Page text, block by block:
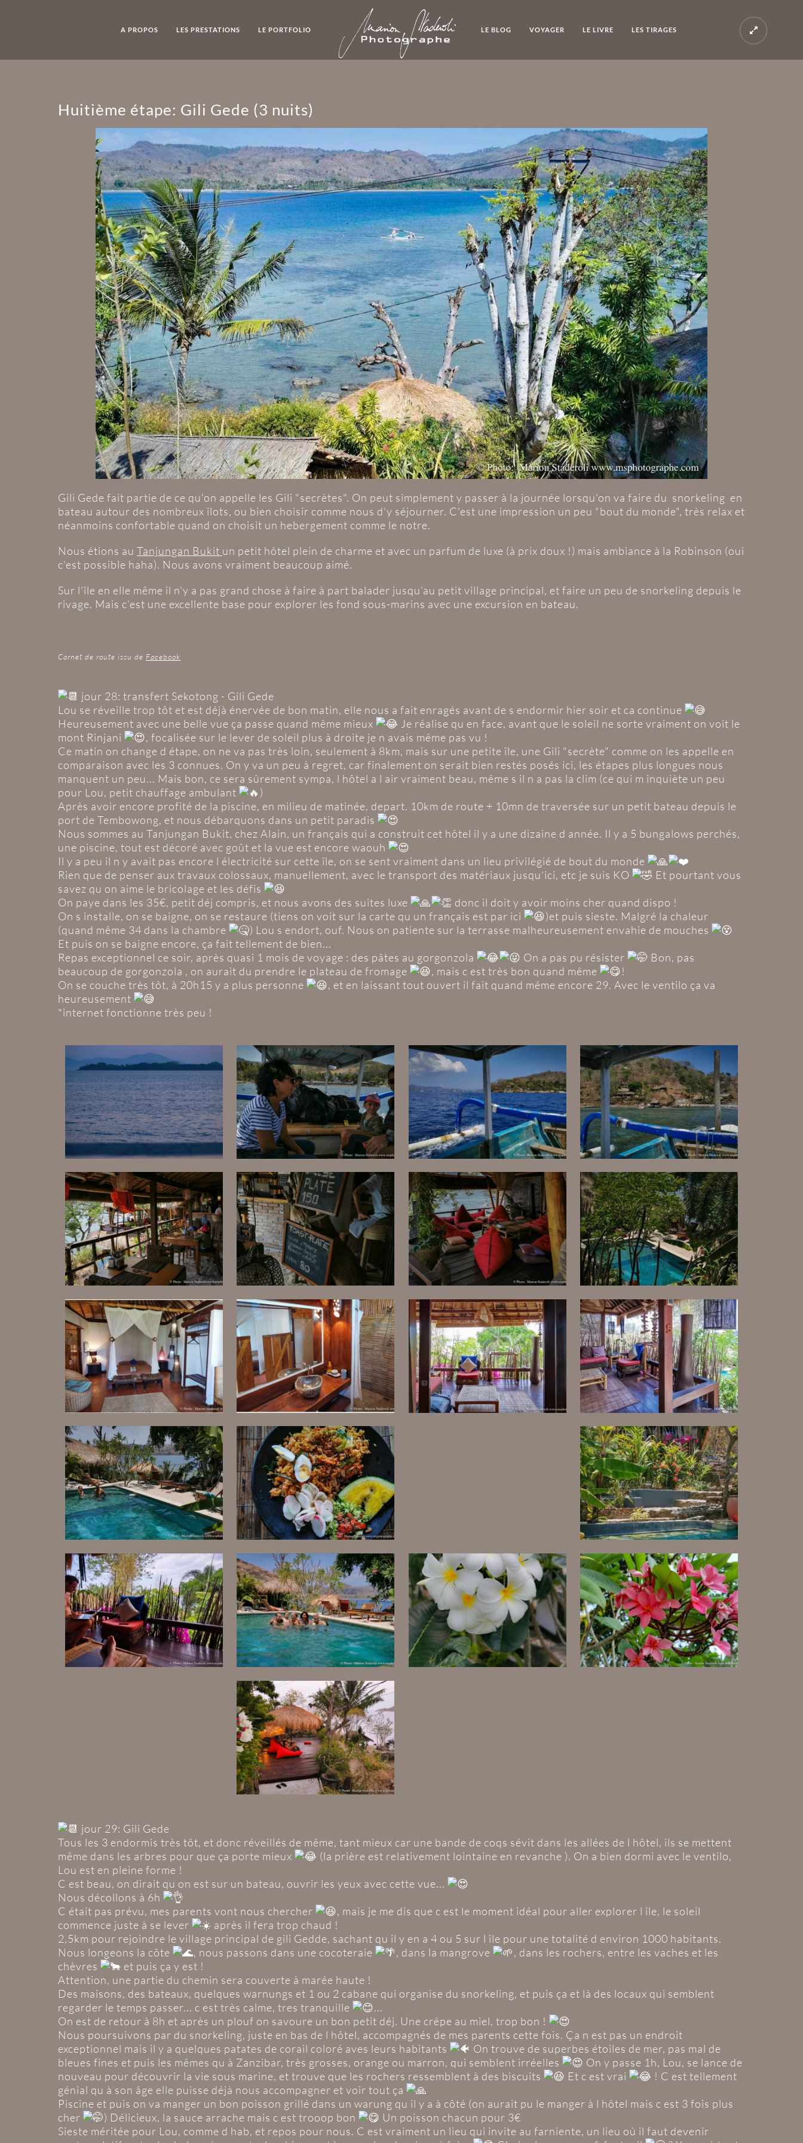
A PROPOS LES PRESTATIONS LE PORTFOLIO LE BLOG VOYAGER LE LIVRE LES TIRAGES
Huitième étape: Gili Gede (3 nuits)
Gili Gede fait partie de ce qu'on appelle les Gili "secrètes". On peut simplement y passer à la journée lorsqu'on va faire du snorkeling en
bateau autour des nombreux îlots, ou bien choisir comme nous d'y séjourner. C'est une impression un peu "bout du monde", très relax et
néanmoins confortable quand on choisit un hebergement comme le notre.
Nous étions au Tanjungan Bukit un petit hôtel plein de charme et avec un parfum de luxe (à prix doux !) mais ambiance à la Robinson (oui
c'est possible haha). Nous avons vraiment beaucoup aimé.
Sur l'île en elle même il n'y a pas grand chose à faire à part balader jusqu’au petit village principal, et faire un peu de snorkeling depuis le
rivage. Mais c'est une excellente base pour explorer les fond sous-marins avec une excursion en bateau.
Carnet de route issu de Facebook
jour 28: transfert Sekotong - Gili Gede
Lou se réveille trop tôt et est déjà énervée de bon matin, elle nous a fait enragés avant de s endormir hier soir et ca continue
Heureusement avec une belle vue ça passe quand même mieux
Je réalise qu en face, avant que le soleil ne sorte vraiment on voit le
mont Rinjani
, focalisée sur le lever de soleil plus à droite je n avais même pas vu !
Ce matin on change d étape, on ne va pas très loin, seulement à 8km, mais sur une petite île, une Gili "secrète" comme on les appelle en
comparaison avec les 3 connues. On y va un peu à regret, car finalement on serait bien restés posés ici, les étapes plus longues nous
manquent un peu... Mais bon, ce sera sûrement sympa, l hôtel a l air vraiment beau, même s il n a pas la clim (ce qui m inquiète un peu
pour Lou, petit chauffage ambulant
)
Après avoir encore profité de la piscine, en milieu de matinée, depart. 10km de route + 10mn de traversée sur un petit bateau depuis le
port de Tembowong, et nous débarquons dans un petit paradis
Nous sommes au Tanjungan Bukit, chez Alain, un français qui a construit cet hôtel il y a une dizaine d année. Il y a 5 bungalows perchés,
une piscine, tout est décoré avec goût et la vue est encore waouh
Il y a peu il n y avait pas encore l électricité sur cette île, on se sent vraiment dans un lieu privilégié de bout du monde
Rien que de penser aux travaux colossaux, manuellement, avec le transport des matériaux jusqu'ici, etc je suis KO
Et pourtant vous
savez qu on aime le bricolage et les défis
On paye dans les 35€, petit déj compris, et nous avons des suites luxe
donc il doit y avoir moins cher quand dispo !
On s installe, on se baigne, on se restaure (tiens on voit sur la carte qu un français est par ici
)et puis sieste. Malgré la chaleur
(quand même 34 dans la chambre
) Lou s endort, ouf. Nous on patiente sur la terrasse malheureusement envahie de mouches
Et puis on se baigne encore, ça fait tellement de bien...
Repas exceptionnel ce soir, après quasi 1 mois de voyage : des pâtes au gorgonzola
On a pas pu résister
Bon, pas
beaucoup de gorgonzola , on aurait du prendre le plateau de fromage
, mais c est très bon quand même
!
On se couche très tôt, à 20h15 y a plus personne
, et en laissant tout ouvert il fait quand même encore 29. Avec le ventilo ça va
heureusement
*internet fonctionne très peu !
jour 29: Gili Gede
Tous les 3 endormis très tôt, et donc réveillés de même, tant mieux car une bande de coqs sévit dans les allées de l hôtel, ils se mettent
même dans les arbres pour que ça porte mieux
(la prière est relativement lointaine en revanche ). On a bien dormi avec le ventilo,
Lou est en pleine forme !
C est beau, on dirait qu on est sur un bateau, ouvrir les yeux avec cette vue...
Nous décollons à 6h
C était pas prévu, mes parents vont nous chercher
, mais je me dis que c est le moment idéal pour aller explorer l île, le soleil
commence juste à se lever
après il fera trop chaud !
2,5km pour rejoindre le village principal de gili Gedde, sachant qu il y en a 4 ou 5 sur l île pour une totalité d environ 1000 habitants.
Nous longeons la côte
, nous passons dans une cocoteraie , dans la mangrove
, dans les rochers, entre les vaches et les
chèvres
et puis ça y est !
Attention, une partie du chemin sera couverte à marée haute !
Des maisons, des bateaux, quelques warnungs et 1 ou 2 cabane qui organise du snorkeling, et puis ça et là des locaux qui semblent
regarder le temps passer... c est très calme, tres tranquille
...
On est de retour à 8h et après un plouf on savoure un bon petit déj. Une crêpe au miel, trop bon !
Nous poursuivons par du snorkeling, juste en bas de l hôtel, accompagnés de mes parents cette fois. Ça n est pas un endroit
exceptionnel mais il y a quelques patates de corail coloré aves leurs habitants
On trouve de superbes étoiles de mer, pas mal de
bleues fines et puis les mêmes qu à Zanzibar, très grosses, orange ou marron, qui semblent irréelles
On y passe 1h, Lou, se lance de
nouveau pour découvrir la vie sous marine, et trouve que les rochers ressemblent à des biscuits
Et c est vrai
! C est tellement
génial qu à son âge elle puisse déjà nous accompagner et voir tout ça
Piscine et puis on va manger un bon poisson grillé dans un warung qu il y a à côté (on aurait pu le manger à l hôtel mais c est 3 fois plus
cher
) Délicieux, la sauce arrache mais c est trooop bon
Un poisson chacun pour 3€
Sieste méritée pour Lou, comme d hab, et repos pour nous. C est vraiment un lieu qui invite au farniente, un lieu où il faut devenir